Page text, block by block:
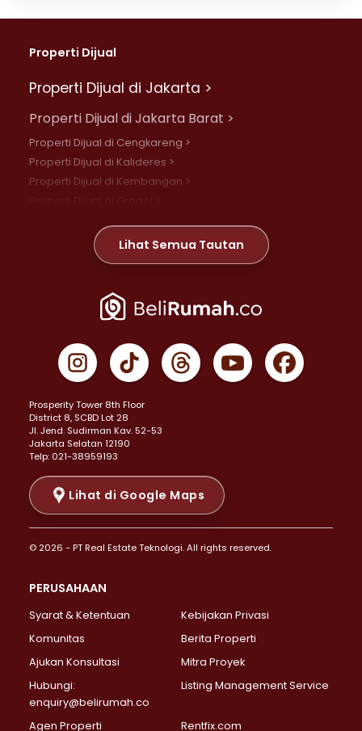
Properti Dijual
Properti Dijual di Jakarta >
Properti Dijual di Jakarta Barat >
Properti Dijual di Cengkareng >
Properti Dijual di Kalideres >
Properti Dijual di Kembangan >
Properti Dijual di Meruya >
Properti Dijual di Jelambar >
Properti Dijual di Jakarta Pusat >
Properti Dijual di Gambir >
Properti Dijual di Johar Baru >
Properti Dijual di Menteng >
Properti Dijual di Senen >
Properti Dijual di Tanah Abang >
Properti Dijual di Cikini >
Properti Dijual di Kramat >
Properti Dijual di Pasar Baru >
Properti Dijual di Bendungan Hilir >
Properti Dijual di Jakarta Selatan >
Properti Dijual di Lebak Bulus >
Properti Dijual di Gandaria Selatan >
Properti Dijual di Pondok Labu >
Properti Dijual di Lenteng Agung >
Properti Dijual di Senayan >
Lihat Semua Tautan
Prosperity Tower 8th Floor
District 8, SCBD Lot 28
JI. Jend. Sudirman Kav. 52-53
Jakarta Selatan 12190
Telp: 021-38959193
Lihat di Google Maps
© 2026 - PT Real Estate Teknologi. All rights reserved.
PERUSAHAAN
Syarat & Ketentuan
Kebijakan Privasi
Komunitas
Berita Properti
Ajukan Konsultasi
Mitra Proyek
Hubungi:
enquiry@belirumah.co
Listing Management Service
Agen Properti Rentfix.com